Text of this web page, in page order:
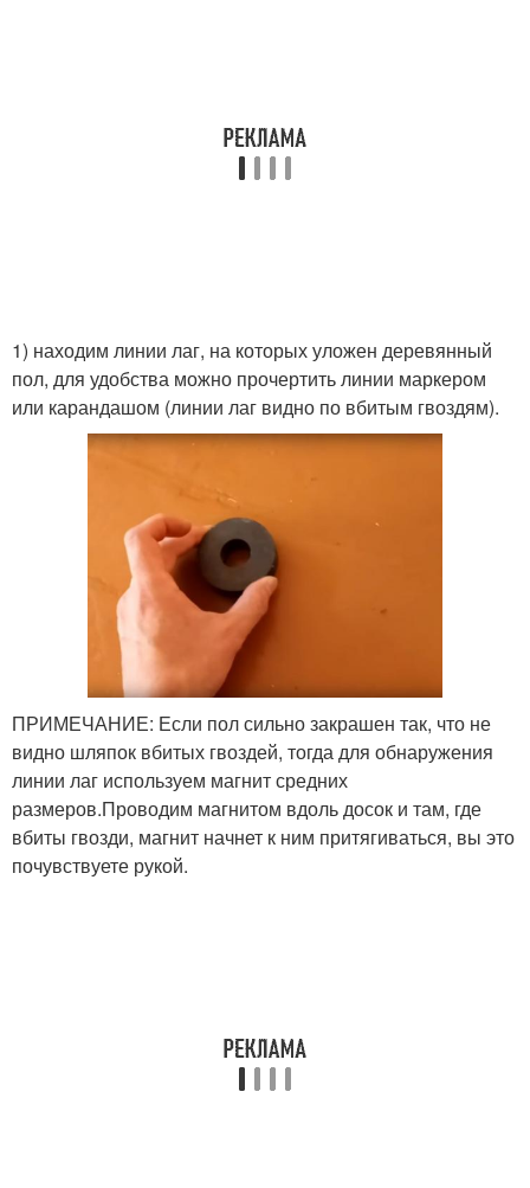
1) находим линии лаг, на которых уложен деревянный
пол, для удобства можно прочертить линии маркером
или карандашом (линии лаг видно по вбитым гвоздям).
ПРИМЕЧАНИЕ: Если пол сильно закрашен так, что не
видно шляпок вбитых гвоздей, тогда для обнаружения
линии лаг используем магнит средних
размеров.Проводим магнитом вдоль досок и там, где
вбиты гвозди, магнит начнет к ним притягиваться, вы это
почувствуете рукой.